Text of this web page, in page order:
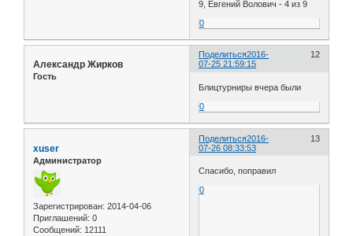
9, Евгений Волович - 4 из 9
0
Поделиться 12
2016-
07-25 21:59:15
Александр Жирков
Гость
Блицтурниры вчера были
0
Поделиться 13
2016-
07-26 08:33:53
xuser
Администратор
Зарегистрирован: 2014-04-06
Приглашений: 0
Сообщений: 12111
Спасибо, поправил
0